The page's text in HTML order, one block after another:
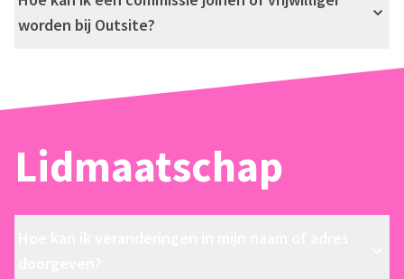
worden bij Outsite?
Lidmaatschap